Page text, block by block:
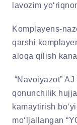
lavozim
Komplayens-
qarshi
aloqa qilish
“Navoiyazot”
qonunchilik
kamaytirish
mo‘ljallangan